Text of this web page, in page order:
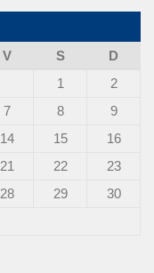
V S
D
1
2
7 8
9
14 15
16
21 22
23
28 29
30